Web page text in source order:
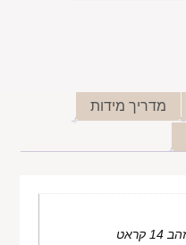
מדריך מידות